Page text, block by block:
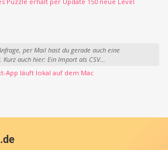
per Mail hast du gerade auch eine
auch hier: Ein Import als CSV...
App läuft lokal auf dem Mac